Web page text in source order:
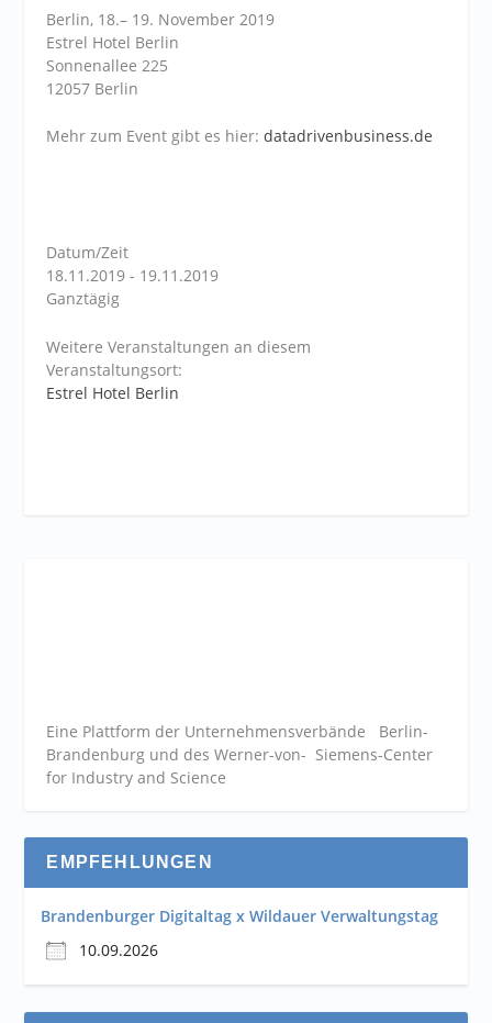
Berlin, 18.– 19. November 2019
Estrel Hotel Berlin
Sonnenallee 225
12057 Berlin
Mehr zum Event gibt es hier:datadrivenbusiness.de
Datum/Zeit
18.11.2019 - 19.11.2019
Ganztägig
Weitere Veranstaltungen an diesem
Veranstaltungsort:
Estrel Hotel Berlin
Eine Plattform der Unternehmensverbände Berlin-
Brandenburg und des Werner-von- Siemens-Center
for Industry and Science
EMPFEHLUNGEN
Brandenburger Digitaltag x Wildauer Verwaltungstag
10.09.2026